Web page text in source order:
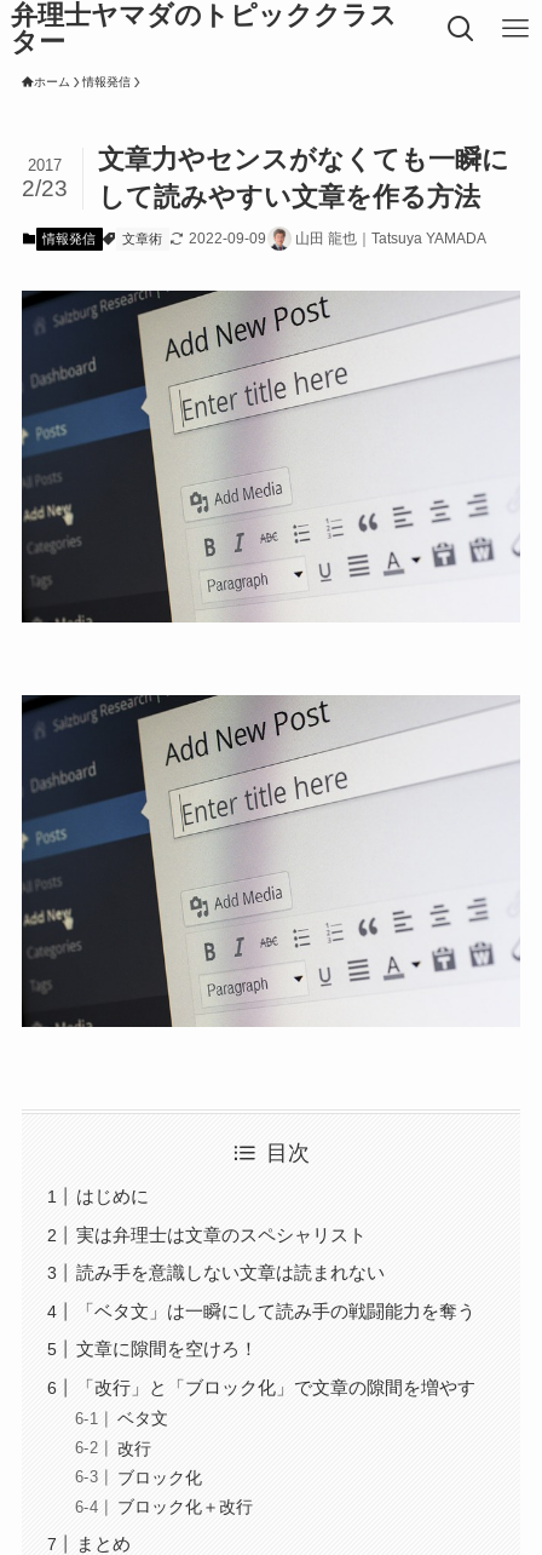
弁理士ヤマダのトピッククラス
ター
ホーム 情報発信
文章力やセンスがなくても一瞬に
して読みやすい文章を作る方法
2017
2/23
情報発信 文章術 2022-09-09 山田 龍也｜Tatsuya YAMADA
目次
はじめに
実は弁理士は文章のスペシャリスト
読み手を意識しない文章は読まれない
「ベタ文」は一瞬にして読み手の戦闘能力を奪う
文章に隙間を空けろ！
「改行」と「ブロック化」で文章の隙間を増やす
ベタ文
改行
ブロック化
ブロック化＋改行
まとめ